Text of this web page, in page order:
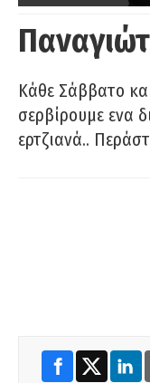
Κάθε Σάββατο
σερβίρουμε ενα
ερτζιανά..